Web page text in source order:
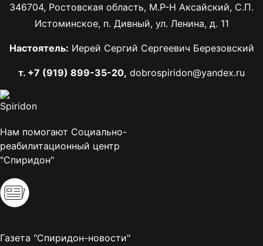
346704, Ростовская область, М.Р-Н Аксайский, С.П.
Истоминское, п. Дивный, ул. Ленина, д. 11
Настоятель: Иерей Сергий Сергеевич Березовский
т. +7 (919) 899-35-20, dobrospiridon@yandex.ru
Нам помогают Социально-
реабилитационный центр
"Спиридон"
Газета "Спиридон-новости"